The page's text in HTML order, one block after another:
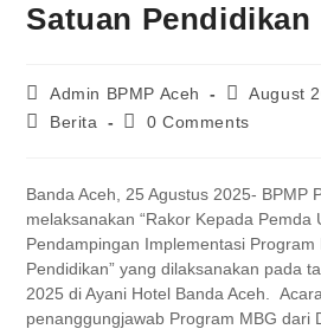
Satuan Pendidikan
Admin BPMP Aceh
August
Berita
0 Comments
Banda Aceh, 25 Agustus 2025- BPMP
melaksanakan “Rakor Kepada Pemda
Pendampingan Implementasi Program
Pendidikan” yang dilaksanakan pada
2025 di Ayani Hotel Banda Aceh.
penanggungjawab Program MBG dari